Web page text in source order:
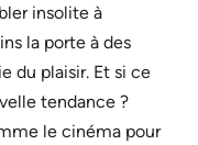
insolite à
la porte à des
du plaisir. Et si ce
tendance ?
le cinéma pour